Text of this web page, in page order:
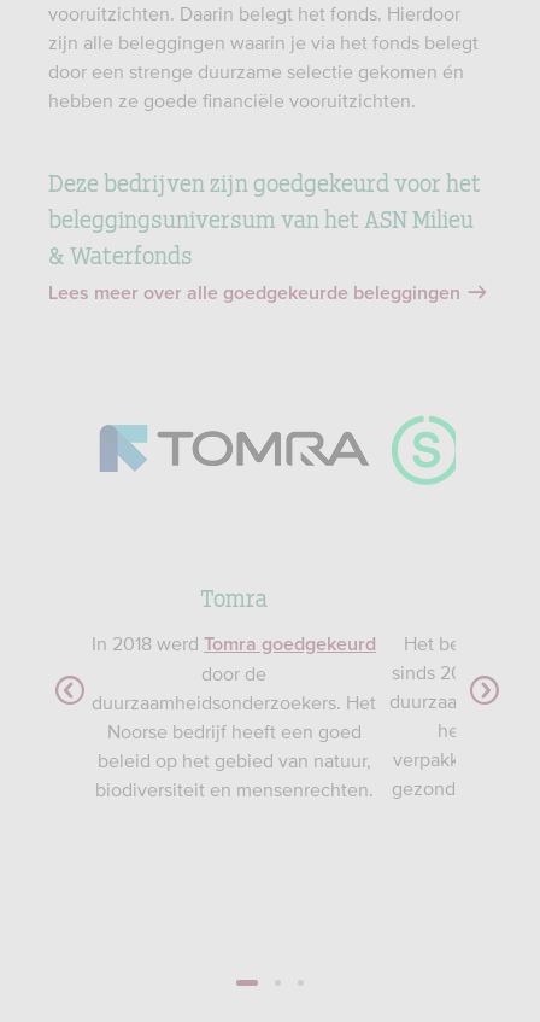
vooruitzichten. Daarin belegt het fonds. Hierdoor
zijn alle beleggingen waarin je via het fonds belegt
door een strenge duurzame selectie gekomen én
hebben ze goede financiële vooruitzichten.
Deze bedrijven zijn goedgekeurd voor het
beleggingsuniversum van het ASN Milieu
& Waterfonds
Lees meer over alle goedgekeurde beleggingen
met
Tomra
In 2018 werd Tomra goedgekeurd
door de
duurzaamheidsonderzoekers. Het
Noorse bedrijf heeft een goed
beleid op het gebied van natuur,
biodiversiteit en mensenrechten.
Het
sinds 2020
het gebruik
verpakkingen
gezonde